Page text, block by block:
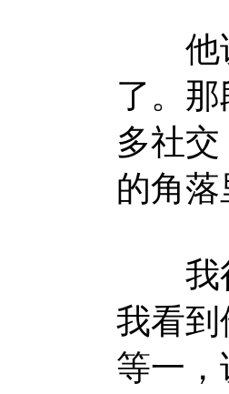
他说
了。
多社
的角
我很
我看
等一